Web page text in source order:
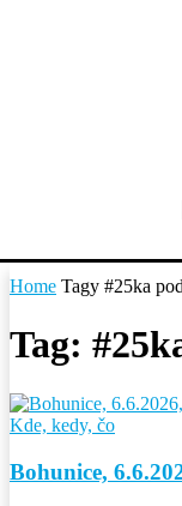
Home Tagy #25ka
Tag:
Kde, kedy, čo
Bohunice,